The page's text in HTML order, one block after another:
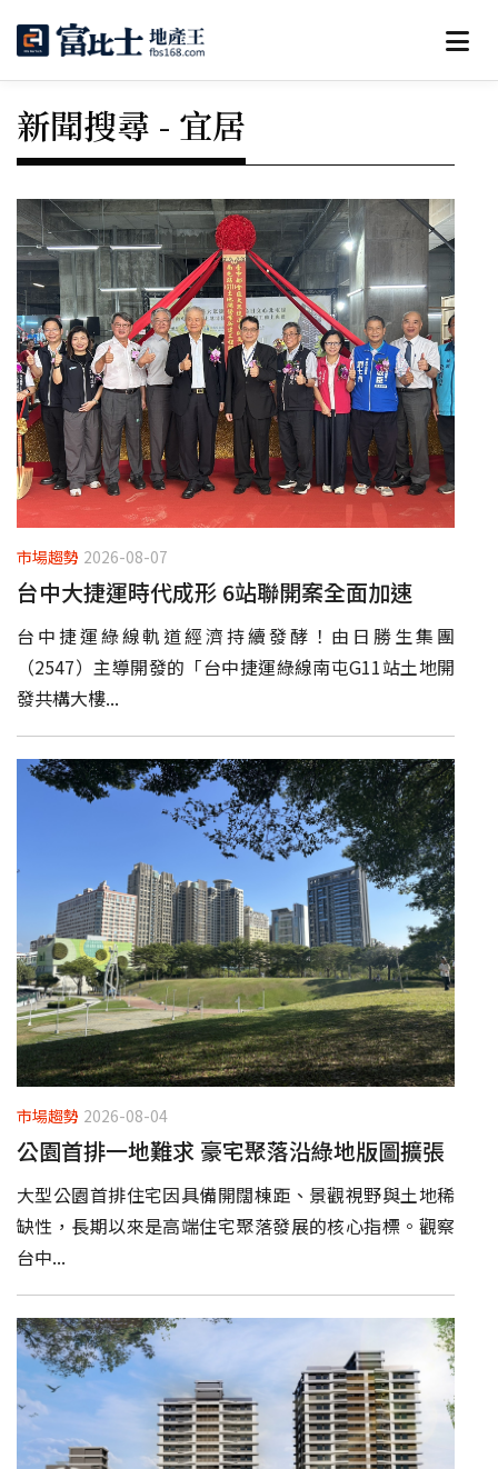
新聞搜尋 - 宜居
市場趨勢 2026-08-07
台中大捷運時代成形 6站聯開案全面加速
台中捷運綠線軌道經濟持續發酵！由日勝生集團
（2547）主導開發的「台中捷運綠線南屯G11站土地開
發共構大樓...
市場趨勢 2026-08-04
公園首排一地難求 豪宅聚落沿綠地版圖擴張
大型公園首排住宅因具備開闊棟距、景觀視野與土地稀
缺性，長期以來是高端住宅聚落發展的核心指標。觀察
台中...